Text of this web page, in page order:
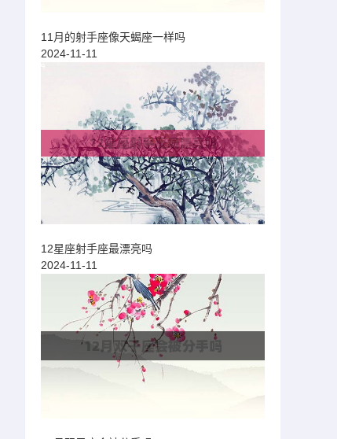
11月的射手座像天蝎座一样吗
2024-11-11
12星座射手座最漂亮吗
2024-11-11